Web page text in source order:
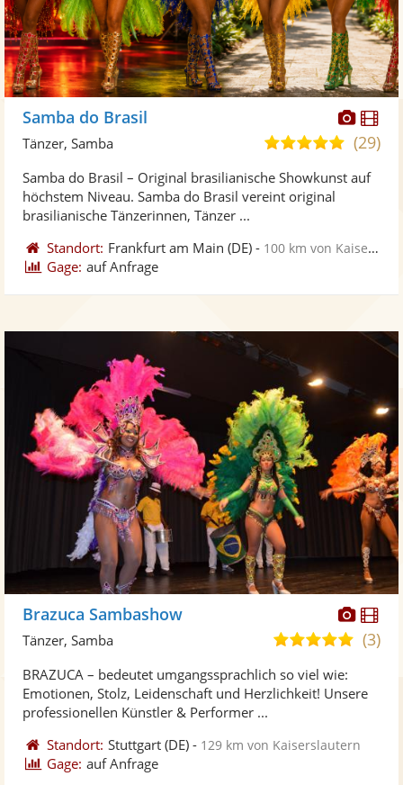
Fotos
Samba do Brasil
5,0
5
(29)
Tänzer, Samba
Samba do Brasil – Original brasilianische Showkunst auf
höchstem Niveau. Samba do Brasil vereint original
brasilianische Tänzerinnen, Tänzer ...
Standort: Frankfurt am Main (DE) - 100 km von Kaiserslautern
Gage: auf Anfrage
Brazuca Sambashow
5,0(3)
Tänzer, Samba
BRAZUCA – bedeutet umgangssprachlich so viel wie:
Emotionen, Stolz, Leidenschaft und Herzlichkeit! Unsere
professionellen Künstler & Performer ...
Standort: Stuttgart (DE) - 129 km von Kaiserslautern
Gage: auf Anfrage